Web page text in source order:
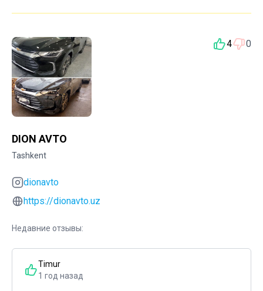
4 0
DION AVTO
Tashkent
dionavto
https://dionavto.uz
Недавние отзывы:
Timur
1 год назад